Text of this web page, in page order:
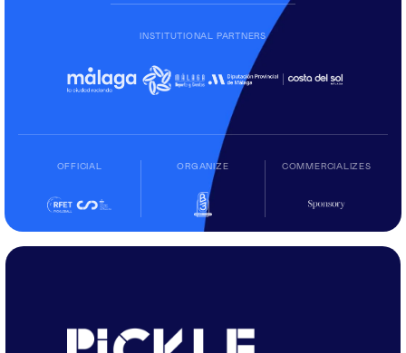
INSTITUTIONAL PARTNERS
OFFICIAL ORGANIZE COMMERCIALIZES